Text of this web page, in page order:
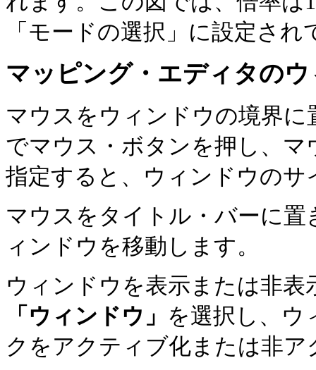
「モードの選択」に設定され
マッピング・エディタの
マウスをウィンドウの境界
でマウス・ボタンを押し、
指定すると、ウィンドウのサ
マウスをタイトル・バーに
ィンドウを移動します。
ウィンドウを表示または非
「ウィンドウ」 を選択し、ウ
クをアクティブ化または非